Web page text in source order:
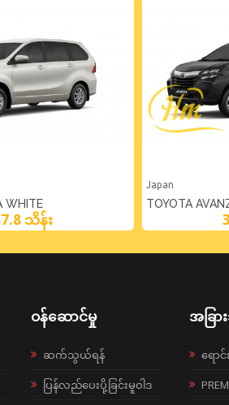
WHITE
သိန်း
Japan
TOYOTA
ဝန်ဆောင်မှု
ဆက်သွယ်ရန်
ပြန်လည်ပေးပို့ခြင်းမူဝါဒ
အခြာ
ရောင်